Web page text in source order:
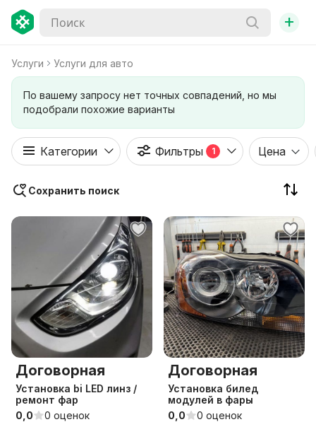
+
Услуги Услуги для авто
По вашему запросу нет точных совпадений, но мы
подобрали похожие варианты
Категории Фильтры 1 Цена
Сохранить поиск
Договорная
Установка bi LED линз /
ремонт фар
0,0
0 оценок
Договорная
Установка билед
модулей в фары
0,0
0 оценок